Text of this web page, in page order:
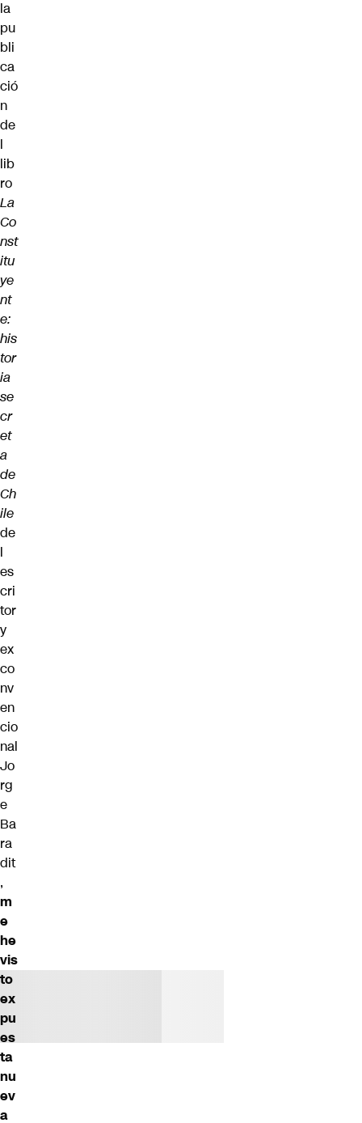
la
pu
bli
ca
ció
n
de
l
lib
ro
La
Co
nst
itu
ye
nt
e:
his
tor
ia
se
cr
et
a
de
Ch
ile
de
l
es
cri
tor
y
ex
co
nv
en
cio
nal
Jo
rg
e
Ba
ra
dit
,
m
e
he
vis
to
ex
pu
es
ta
nu
ev
a